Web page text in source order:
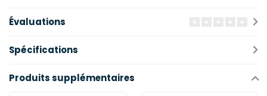
Évaluations
Spécifications
Produits supplémentaires